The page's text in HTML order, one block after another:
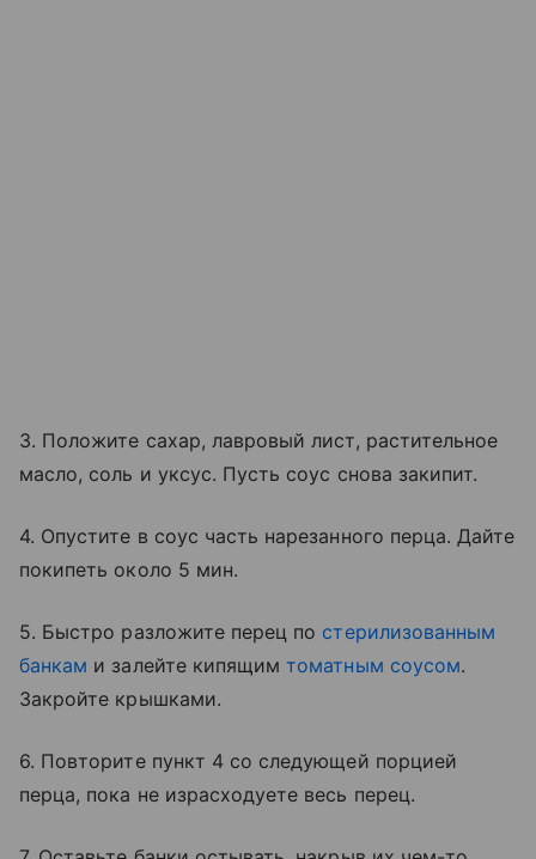
3. Положите сахар, лавровый лист, растительное
масло, соль и уксус. Пусть соус снова закипит.
4. Опустите в соус часть нарезанного перца. Дайте
покипеть около 5 мин.
5. Быстро разложите перец по стерилизованным
банкам и залейте кипящимтоматным соусом.
Закройте крышками.
6. Повторите пункт 4 со следующей порцией
перца, пока не израсходуете весь перец.